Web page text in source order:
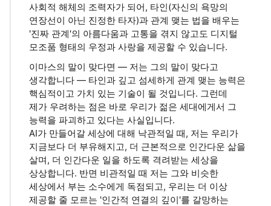
사회적 해체의 조력자가 되어, 타인(자신의 욕망의
연장선이 아닌 진정한 타자)과 관계 맺는 법을 배우는
'진짜 관계'의 아름다움과 고통을 겪지 않고도 디지털
모조품 형태의 우정과 사랑을 제공할 수 있습니다.
이마스의 말이 맞다면 — 저는 그의 말이 맞다고
생각합니다 — 타인과 깊고 섬세하게 관계 맺는 능력은
핵심적이고 가치 있는 기술이 될 것입니다. 그런데
제가 우려하는 점은 바로 우리가 젊은 세대에게서 그
능력을 파괴하고 있다는 사실입니다.
AI가 만들어갈 세상에 대해 낙관적일 때, 저는 우리가
지금보다 더 부유해지고, 더 근본적으로 인간다운 삶을
살며, 더 인간다운 일을 하도록 격려받는 세상을
상상합니다. 반면 비관적일 때 저는 그와 비슷한
세상에서 부는 소수에게 독점되고, 우리는 더 이상
제공할 줄 모르는 '인간적 연결의 깊이'를 갈망하는